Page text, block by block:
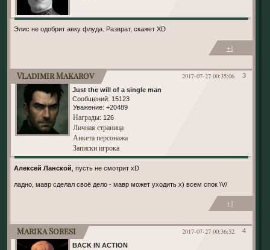
Элис не одобрит авку флуда. Разврат, скажет ХD
+1
3
2017-07-27 00:35:06
Vladimir Makarov
Just the will of a single man
Сообщений: 15123
Уважение: +20489
Награды: 126
Личная страница
Анкета персонажа
Записки игрока
Алексей Ланской , пусть не смотрит xD
ладно, мавр сделал своё дело - мавр может уходить х) всем спок \V/
+1
4
2017-07-27 00:36:52
Marika Soresi
BACK IN ACTION